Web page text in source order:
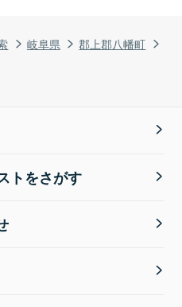
岐阜県
郡上郡八幡町
トをさがす